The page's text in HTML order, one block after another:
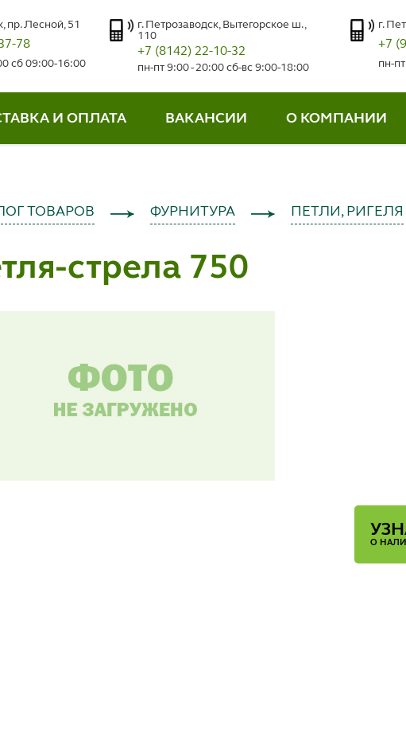
пр. Лесной, 51
78
сб 09:00-16:00
г. Петрозаводск, Вытегорское ш.,
110
+7 (8142) 22-10-32
пн-пт 9:00 - 20:00 сб-вс 9:00-18:00
г.
+7
пн-
И ОПЛАТА ВАКАНСИИ О КОМПАНИИ
ТОВАРОВ ФУРНИТУРА ПЕТЛИ, РИГЕЛЯ
стрела 750
О